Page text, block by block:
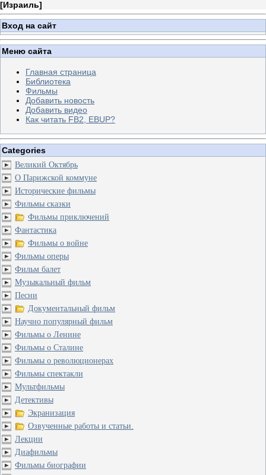
[Израиль]
Вход на сайт
Меню сайта
Главная страница
Библиотека
Фильмы
Добавить новость
Добавить видео
Как читать FB2, EBUP?
Categories
Великий Октябрь
О Парижской коммуне
Исторические фильмы
Фильмы сказки
Фильмы приключений
Фантастика
Фильмы о войне
Фильмы оперы
Фильм балет
Музыкальный фильм
Песни
Документальный фильм
Научно популярный фильм
Фильмы о Ленине
Фильмы о Сталине
Фильмы о революционерах
Фильмы спектакли
Мультфильмы
Детективы
Экранизация
Озвученные работы и статьи.
Лекции
Диафильмы
Фильмы биографии